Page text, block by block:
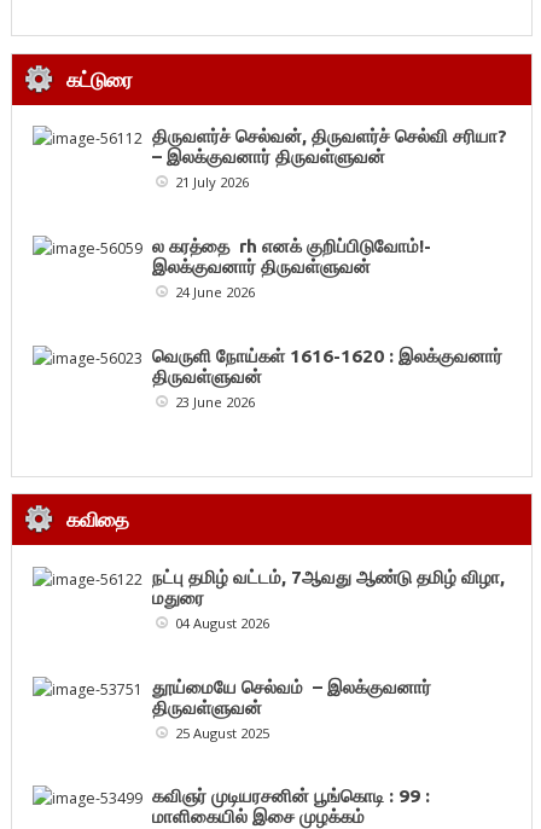
கட்டுரை
திருவளர்ச் செல்வன், திருவளர்ச் செல்வி சரியா?
– இலக்குவனார் திருவள்ளுவன்
21 July 2026
ல கரத்தை rh எனக் குறிப்பிடுவோம்!-
இலக்குவனார் திருவள்ளுவன்
24 June 2026
வெருளி நோய்கள் 1616-1620 : இலக்குவனார்
திருவள்ளுவன்
23 June 2026
கவிதை
நட்பு தமிழ் வட்டம், 7ஆவது ஆண்டு தமிழ் விழா,
மதுரை
04 August 2026
தூய்மையே செல்வம் – இலக்குவனார்
திருவள்ளுவன்
25 August 2025
கவிஞர் முடியரசனின் பூங்கொடி : 99 :
மாளிகையில் இசை முழக்கம்